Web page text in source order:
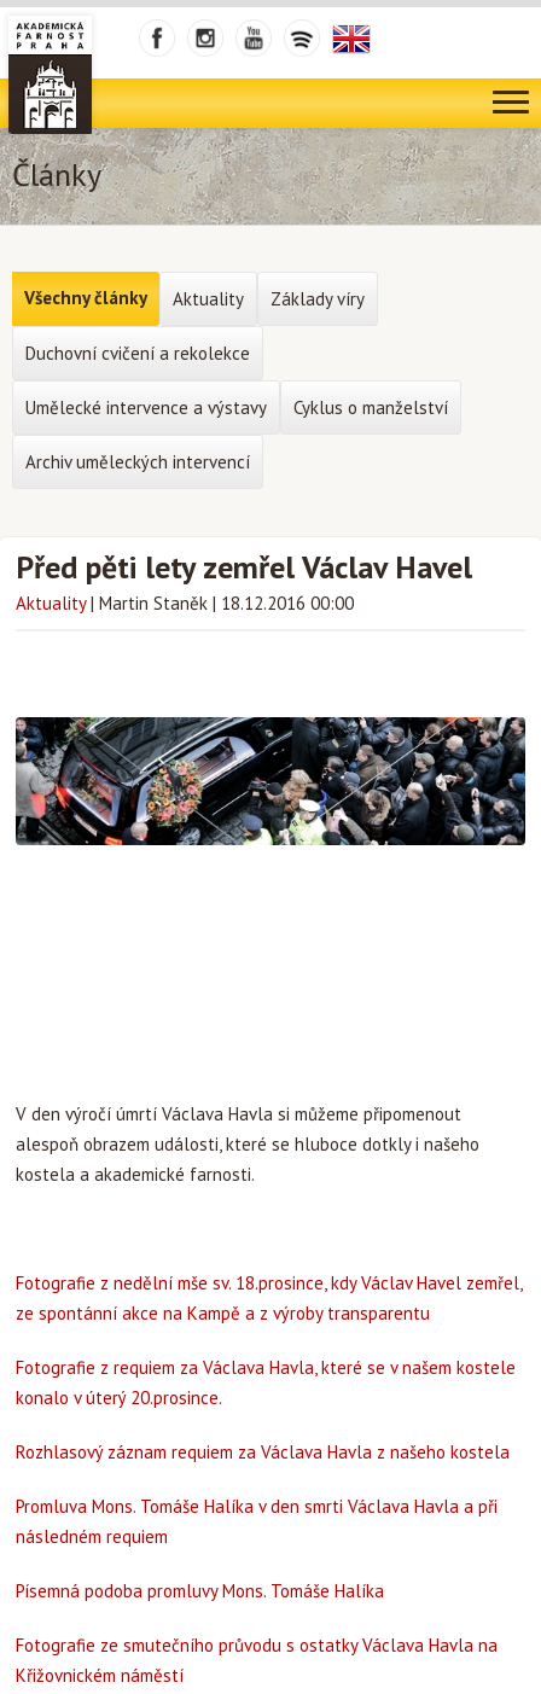
Články
Před pěti lety zemřel Václav Havel
Aktuality | Martin Staněk | 18.12.2016 00:00
V den výročí úmrtí Václava Havla si můžeme připomenout
alespoň obrazem události, které se hluboce dotkly i našeho
kostela a akademické farnosti.
Fotografie z nedělní mše sv. 18.prosince, kdy Václav Havel zemřel,
ze spontánní akce na Kampě a z výroby transparentu
Fotografie z requiem za Václava Havla, které se v našem kostele
konalo v úterý 20.prosince.
Rozhlasový záznam requiem za Václava Havla z našeho kostela
Promluva Mons. Tomáše Halíka v den smrti Václava Havla a při
následném requiem
Písemná podoba promluvy Mons. Tomáše Halíka
Fotografie ze smutečního průvodu s ostatky Václava Havla na
Křižovnickém náměstí
Všechny články Aktuality Základy víry
Duchovní cvičení a rekolekce
Umělecké intervence a výstavy Cyklus o manželství
Archiv uměleckých intervencí